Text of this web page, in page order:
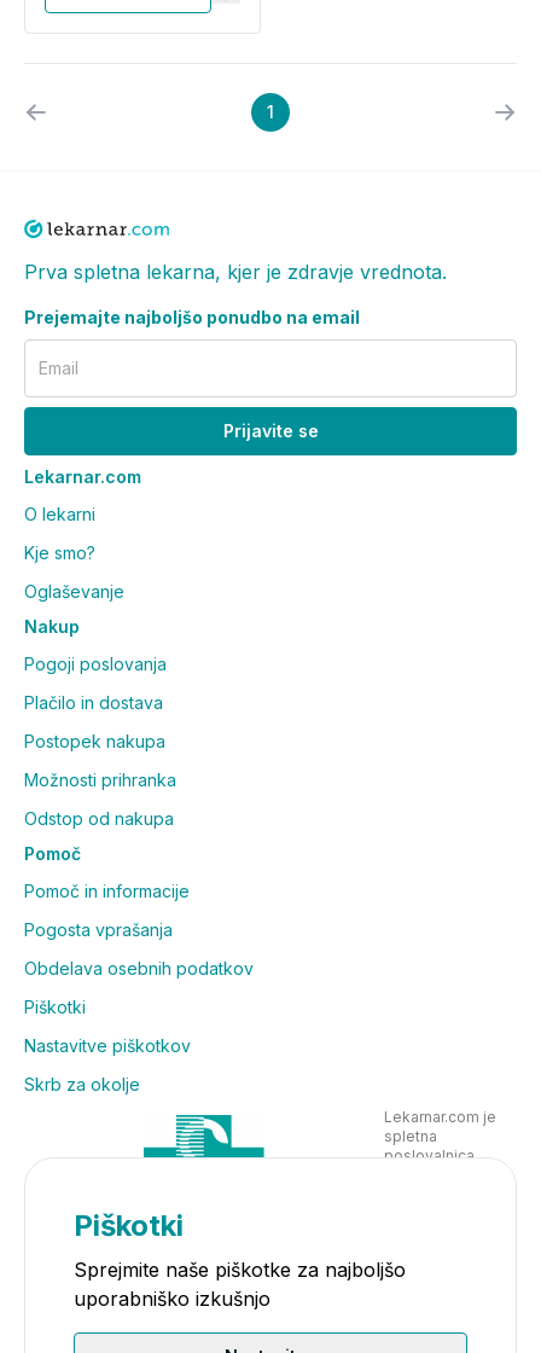
1
Prva spletna lekarna, kjer je zdravje vrednota.
Prejemajte najboljšo ponudbo na email
Email
Prijavite se
Lekarnar.com
O lekarni
Kje smo?
Oglaševanje
Nakup
Pogoji poslovanja
Plačilo in dostava
Postopek nakupa
Možnosti prihranka
Odstop od nakupa
Pomoč
Pomoč in informacije
Pogosta vprašanja
Obdelava osebnih podatkov
Piškotki
Nastavitve piškotkov
Skrb za okolje
Lekarnar.com je
spletna
poslovalnica
Piškotki
Sprejmite naše piškotke za najboljšo
uporabniško izkušnjo